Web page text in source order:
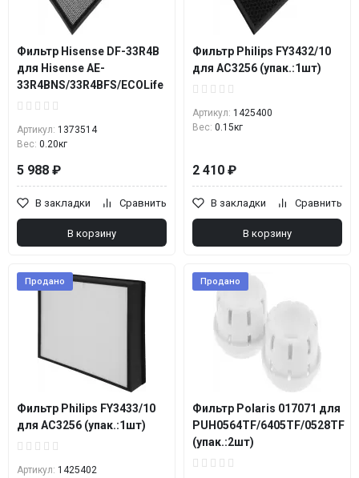
Фильтр Hisense DF-33R4B
для Hisense AE-
33R4BNS/33R4BFS/ECOLife
Артикул: 1373514
Вес: 0.20кг
5 988 ₽
В закладки Сравнить
В корзину
Фильтр Philips FY3432/10
для AC3256 (упак.:1шт)
Артикул: 1425400
Вес: 0.15кг
2 410 ₽
В закладки Сравнить
В корзину
Продано
Фильтр Philips FY3433/10
для AC3256 (упак.:1шт)
Артикул: 1425402
Продано
Фильтр Polaris 017071 для
PUH0564TF/6405TF/0528TF
(упак.:2шт)